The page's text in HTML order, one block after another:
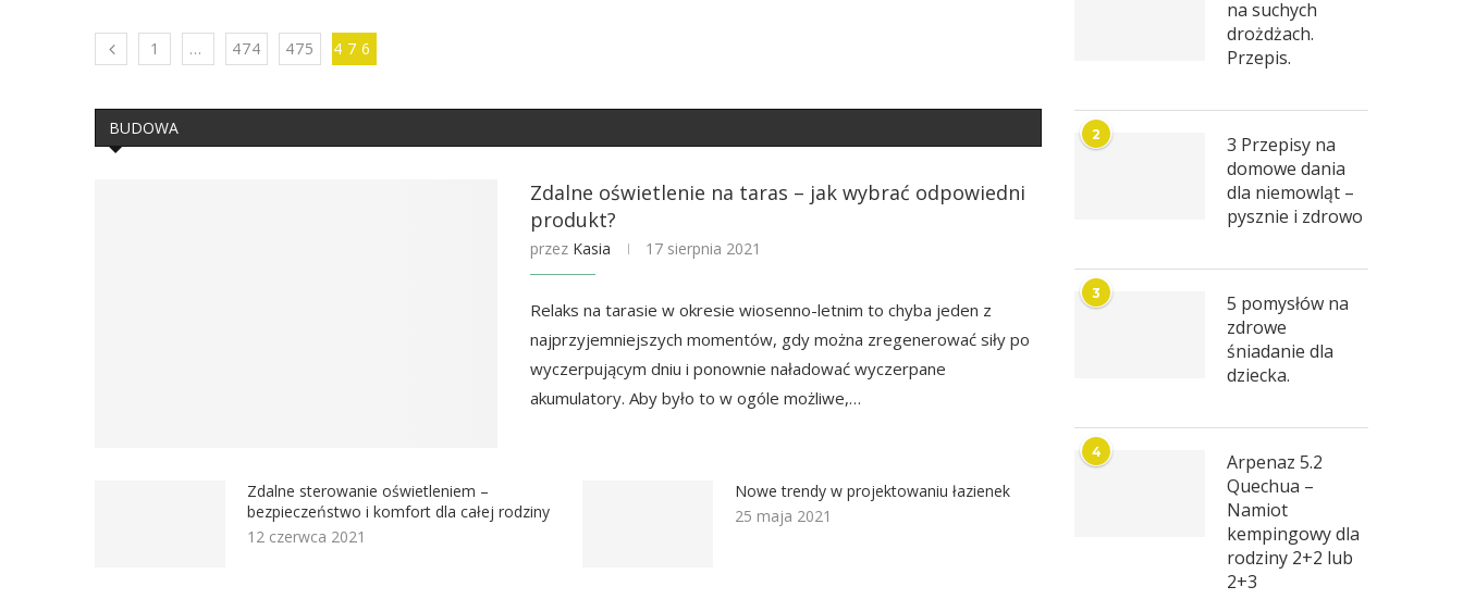
1 … 474 475 476
BUDOWA
Zdalne oświetlenie na taras – jak wybrać odpowiedni
produkt?
przez Kasia 17 sierpnia 2021
Relaks na tarasie w okresie wiosenno-letnim to chyba jeden z
najprzyjemniejszych momentów, gdy można zregenerować siły po
wyczerpującym dniu i ponownie naładować wyczerpane
akumulatory. Aby było to w ogóle możliwe,…
Zdalne sterowanie oświetleniem –
bezpieczeństwo i komfort dla całej rodziny
12 czerwca 2021
Nowe trendy w projektowaniu łazienek
25 maja 2021
na suchych
drożdżach.
Przepis.
2
3 Przepisy na
domowe dania
dla niemowląt –
pysznie i zdrowo
3
5 pomysłów na
zdrowe
śniadanie dla
dziecka.
4
Arpenaz 5.2
Quechua –
Namiot
kempingowy dla
rodziny 2+2 lub
2+3